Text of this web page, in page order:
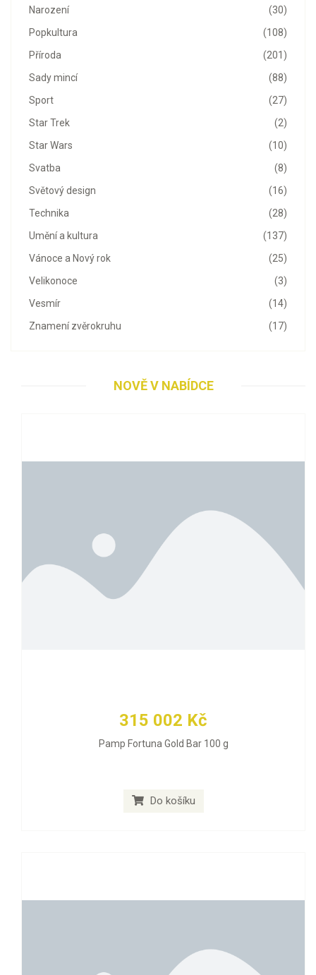
(30)
Narození
(108)
Popkultura
(201)
Příroda
(88)
Sady mincí
(27)
Sport
(2)
Star Trek
(10)
Star Wars
(8)
Svatba
(16)
Světový design
(28)
Technika
(137)
Umění a kultura
(25)
Vánoce a Nový rok
(3)
Velikonoce
(14)
Vesmír
(17)
Znamení zvěrokruhu
NOVĚ V NABÍDCE
315 002 Kč
Pamp Fortuna Gold Bar 100 g
Do košíku